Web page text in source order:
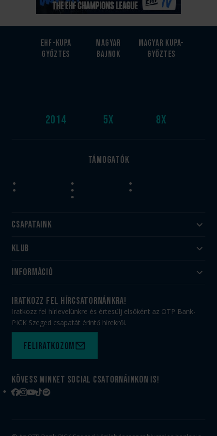
EHF-Kupa
győztes
2014
Magyar
bajnok
5x
Magyar kupa-
győztes
8x
Támogatók
Csapataink
Felnőtt
Utánpótlás
Klub
#HandballFamily
Munkatársaink
PICK Aréna
Sajtóakkreditáció
Információ
Jegy- és bérletvásárlás
Webshop
Felhasználási feltételek
Kapcsolat
iratkozz fel hírcsatornánkra!
Iratkozz fel hírlevelünkre és értesülj elsőként az OTP Bank-
PICK Szeged csapatát érintő hírekről.
Feliratkozom
Kövess minket social csatornáinkon is!
Facebook
Instagram
YouTube
TikTokSpotify